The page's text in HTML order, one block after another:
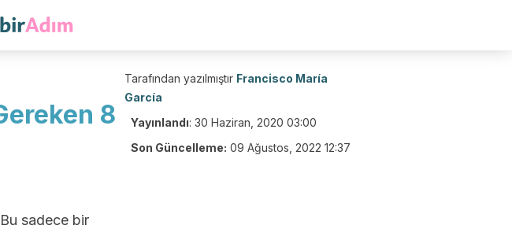
8
sadece bir
Tarafından yazılmıştır Francisco María
García
Yayınlandı: 30 Haziran, 2020 03:00
Son Güncelleme: 09 Ağustos, 2022 12:37